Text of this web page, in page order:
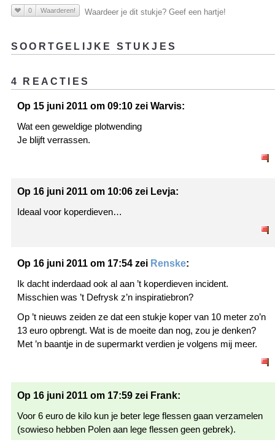
0 Waarderen! Waardeer je dit stukje? Geef een hartje!
SOORTGELIJKE STUKJES
4 REACTIES
Op 15 juni 2011 om 09:10 zei Warvis:
Wat een geweldige plotwending
Je blijft verrassen.
Op 16 juni 2011 om 10:06 zei Levja:
Ideaal voor koperdieven…
Op 16 juni 2011 om 17:54 zei Renske:
Ik dacht inderdaad ook al aan ’t koperdieven incident.
Misschien was ’t Defrysk z’n inspiratiebron?
Op ’t nieuws zeiden ze dat een stukje koper van 10 meter zo’n
13 euro opbrengt. Wat is de moeite dan nog, zou je denken?
Met ’n baantje in de supermarkt verdien je volgens mij meer.
Op 16 juni 2011 om 17:59 zei Frank:
Voor 6 euro de kilo kun je beter lege flessen gaan verzamelen
(sowieso hebben Polen aan lege flessen geen gebrek).